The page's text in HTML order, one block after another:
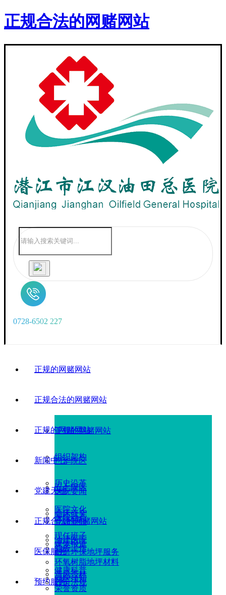
正规合法的网赌网站
0728-6502 227
正规的网赌网站
正规合法的网赌网站
正规的网赌网站
组织架构
历史沿革
医院文化
现任班子
环氧树脂地坪材料
荣誉资质
正规的网赌网站
广华院区
五七院区
临床研究
油建医院
新闻中心
医院要闻
医院动态
媒体报道
健康科普
党建天地
党建新闻
党务工作
清风杏林
正规合法的网赌网站
耐磨环保地坪服务
就医须知
医保服务
政策法规
预约服务